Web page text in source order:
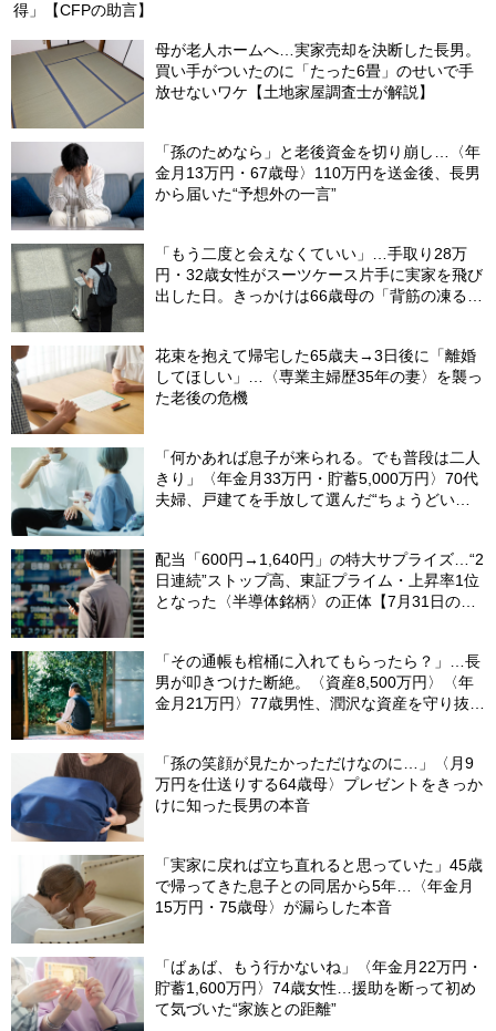
得」【CFPの助言】
母が老人ホームへ…実家売却を決断した長男。
買い手がついたのに「たった6畳」のせいで手
放せないワケ【土地家屋調査士が解説】
「孫のためなら」と老後資金を切り崩し…〈年
金月13万円・67歳母〉110万円を送金後、長男
から届いた“予想外の一言”
「もう二度と会えなくていい」…手取り28万
円・32歳女性がスーツケース片手に実家を飛び
出した日。きっかけは66歳母の「背筋の凍る一
花束を抱えて帰宅した65歳夫→3日後に「離婚
してほしい」…〈専業主婦歴35年の妻〉を襲っ
た老後の危機
「何かあれば息子が来られる。でも普段は二人
きり」〈年金月33万円・貯蓄5,000万円〉70代
夫婦、戸建てを手放して選んだ“ちょうどいい
配当「600円→1,640円」の特大サプライズ…“2
日連続”ストップ高、東証プライム・上昇率1位
となった〈半導体銘柄〉の正体【7月31日の国
「その通帳も棺桶に入れてもらったら？」…長
男が叩きつけた断絶。〈資産8,500万円〉〈年
金月21万円〉77歳男性、潤沢な資産を守り抜い
「孫の笑顔が見たかっただけなのに…」〈月9
万円を仕送りする64歳母〉プレゼントをきっか
けに知った長男の本音
「実家に戻れば立ち直れると思っていた」45歳
で帰ってきた息子との同居から5年…〈年金月
15万円・75歳母〉が漏らした本音
「ばぁば、もう行かないね」〈年金月22万円・
貯蓄1,600万円〉74歳女性…援助を断って初め
て気づいた“家族との距離”